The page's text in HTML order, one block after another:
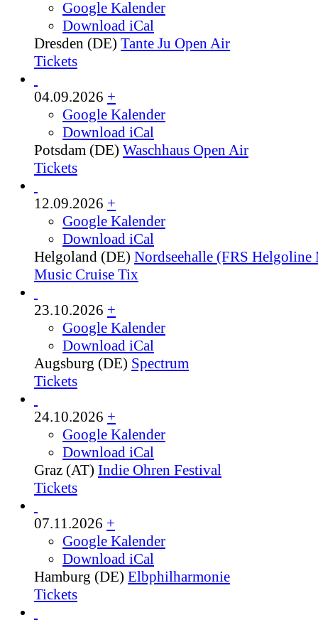
Google Kalender
Download iCal
Dresden (DE) Tante Ju Open Air
Tickets
04.09.2026 +
Google Kalender
Download iCal
Potsdam (DE) Waschhaus Open Air
Tickets
12.09.2026 +
Google Kalender
Download iCal
Helgoland (DE) Nordseehalle (FRS Helgoline
Music Cruise Tix
23.10.2026 +
Google Kalender
Download iCal
Augsburg (DE) Spectrum
Tickets
24.10.2026 +
Google Kalender
Download iCal
Graz (AT) Indie Ohren Festival
Tickets
07.11.2026 +
Google Kalender
Download iCal
Hamburg (DE) Elbphilharmonie
Tickets